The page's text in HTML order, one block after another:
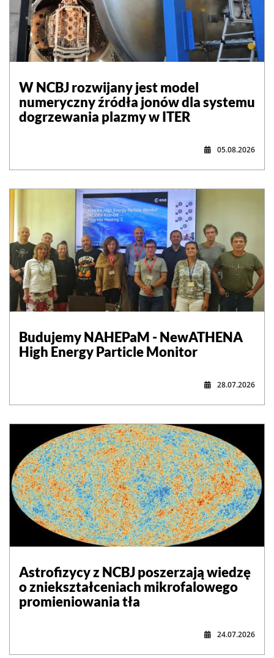
W NCBJ rozwijany jest model
numeryczny źródła jonów dla systemu
dogrzewania plazmy w ITER
05.08.2026
Budujemy NAHEPaM - NewATHENA
High Energy Particle Monitor
28.07.2026
Astrofizycy z NCBJ poszerzają wiedzę
o zniekształceniach mikrofalowego
promieniowania tła
24.07.2026